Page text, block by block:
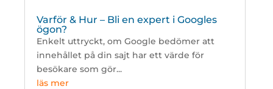
Varför & Hur – Bli en expert i Googles
ögon?
Enkelt uttryckt, om Google bedömer att
innehållet på din sajt har ett värde för
besökare som gör...
läs mer